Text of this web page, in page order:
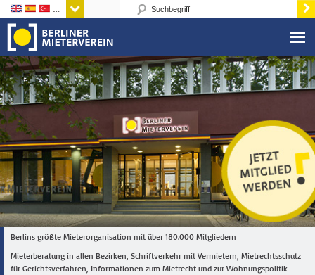
Sprachen
Berlins größte Mieterorganisation mit über 180.000 Mitgliedern
Mieterberatung in allen Bezirken, Schriftverkehr mit Vermietern, Mietrechtsschutz
für Gerichtsverfahren, Informationen zum Mietrecht und zur Wohnungspolitik